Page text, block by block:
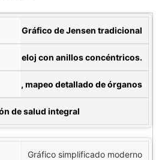
Gráfico de Jensen tradicional
de reloj con anillos concéntricos.
mapeo detallado de órganos
de salud integral
Gráfico simplificado moderno